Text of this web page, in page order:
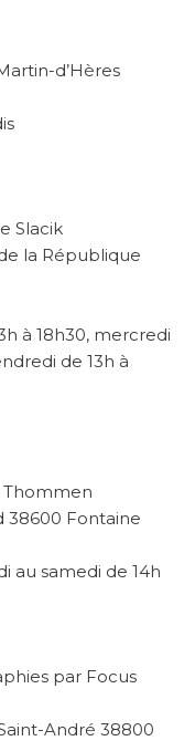
d’Hères
Slacik
la République
à 18h30, mercredi
de 13h à
Thommen
38600 Fontaine
au samedi de 14h
par Focus
André 38800